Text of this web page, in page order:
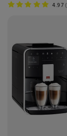
4.97